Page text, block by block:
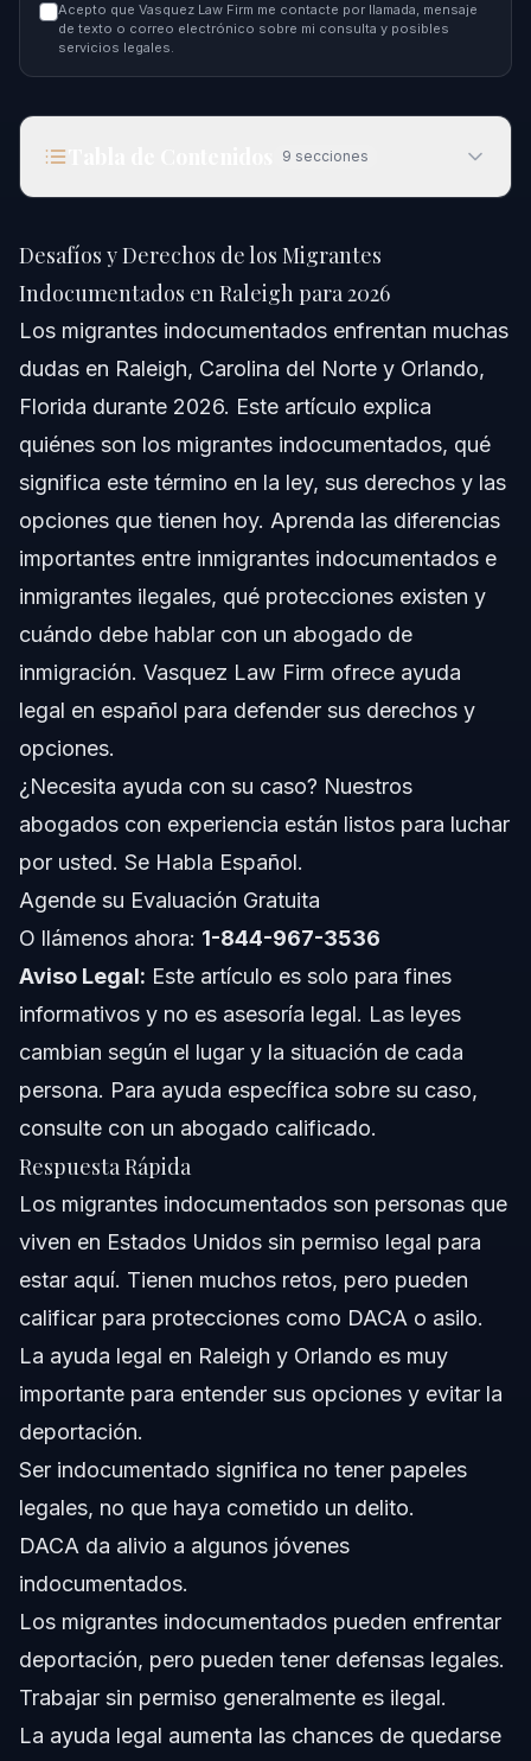
Acepto que Vasquez Law Firm me contacte por llamada, mensaje
de texto o correo electrónico sobre mi consulta y posibles
servicios legales.
9 secciones
Respuesta Rápida
Entendiendo a los Migrantes Indocumentados
Indocumentados vs. Inmigrantes Ilegales
Pasos Clave para Migrantes Indocumentados
Paso 2: Evite el Empleo No Autorizado
Actividades
Paso 4: Consulte a un Abogado de Inmigración
Errores Comunes que Deben Evitar los Migrantes
Indocumentados
Migratorios
Preguntas Frecuentes sobre Migrantes
Indocumentados
¿Cuál es la definición de un migrante indocumentado?
¿Cuál es la diferencia entre migrantes indocumentados
e inmigrantes ilegales?
¿Pueden los inmigrantes indocumentados trabajar
legalmente en EE. UU.?
¿Qué porcentaje de inmigrantes en EE. UU. son
indocumentados?
¿Los solicitantes de asilo son considerados migrantes
indocumentados?
¿Por qué hay tantos inmigrantes indocumentados en
Estados Unidos?
¿Qué protecciones legales existen para migrantes
indocumentados en Carolina del Norte y Florida?
Sobre Vasquez Law Firm
Confianza y Experiencia de Nuestros Abogados
Fuentes y Referencias
Desafíos y Derechos de los Migrantes
Indocumentados en Raleigh para 2026
Los migrantes indocumentados enfrentan muchas
dudas en Raleigh, Carolina del Norte y Orlando,
Florida durante 2026. Este artículo explica
quiénes son los migrantes indocumentados, qué
significa este término en la ley, sus derechos y las
opciones que tienen hoy. Aprenda las diferencias
importantes entre inmigrantes indocumentados e
inmigrantes ilegales, qué protecciones existen y
cuándo debe hablar con un abogado de
inmigración. Vasquez Law Firm ofrece ayuda
legal en español para defender sus derechos y
opciones.
¿Necesita ayuda con su caso? Nuestros
abogados con experiencia están listos para luchar
por usted. Se Habla Español.
Agende su Evaluación Gratuita
O llámenos ahora: 1-844-967-3536
Aviso Legal: Este artículo es solo para fines
informativos y no es asesoría legal. Las leyes
cambian según el lugar y la situación de cada
persona. Para ayuda específica sobre su caso,
consulte con un abogado calificado.
Respuesta Rápida
Los migrantes indocumentados son personas que
viven en Estados Unidos sin permiso legal para
estar aquí. Tienen muchos retos, pero pueden
calificar para protecciones como DACA o asilo.
La ayuda legal en Raleigh y Orlando es muy
importante para entender sus opciones y evitar la
deportación.
Ser indocumentado significa no tener papeles
legales, no que haya cometido un delito.
DACA da alivio a algunos jóvenes
indocumentados.
Los migrantes indocumentados pueden enfrentar
deportación, pero pueden tener defensas legales.
Trabajar sin permiso generalmente es ilegal.
La ayuda legal aumenta las chances de quedarse